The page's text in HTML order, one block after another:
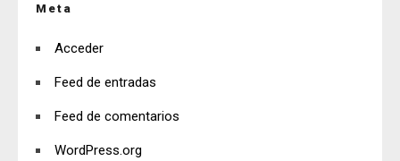
Meta
Acceder
Feed de entradas
Feed de comentarios
WordPress.org